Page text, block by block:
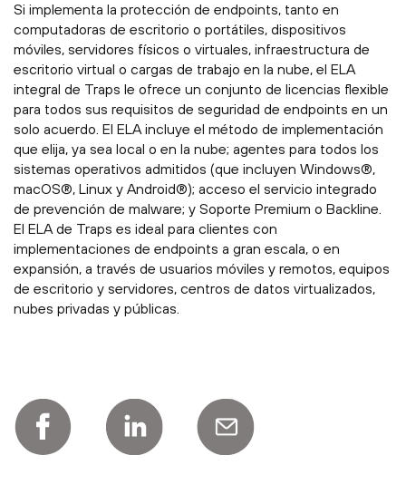
Si implementa la protección de endpoints, tanto en
computadoras de escritorio o portátiles, dispositivos
móviles, servidores físicos o virtuales, infraestructura de
escritorio virtual o cargas de trabajo en la nube, el ELA
integral de Traps le ofrece un conjunto de licencias flexible
para todos sus requisitos de seguridad de endpoints en un
solo acuerdo. El ELA incluye el método de implementación
que elija, ya sea local o en la nube; agentes para todos los
sistemas operativos admitidos (que incluyen Windows®,
macOS®, Linux y Android®); acceso el servicio integrado
de prevención de malware; y Soporte Premium o Backline.
El ELA de Traps es ideal para clientes con
implementaciones de endpoints a gran escala, o en
expansión, a través de usuarios móviles y remotos, equipos
de escritorio y servidores, centros de datos virtualizados,
nubes privadas y públicas.